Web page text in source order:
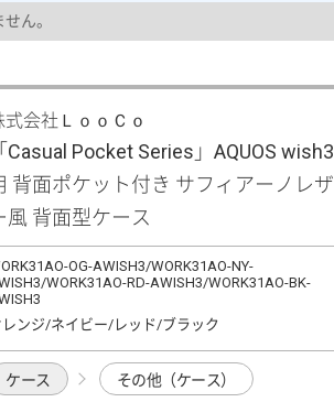
ん。
式会社ＬｏｏＣｏ
「Casual Pocket Series」AQUOS wish3
背面ポケット付き サフィアーノレザ
風 背面型ケース
OG-AWISH3/WORK31AO-NY-
WORK31AO-RD-AWISH3/WORK31AO-BK-
レンジ/ネイビー/レッド/ブラック
ケース その他（ケース）